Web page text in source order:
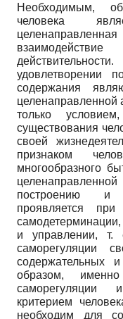
Необходимым,
человека
удовлетворении
содержания
целенаправленной
только
существования
своей
признаком
многообразного
построению и
проявляется
и управлении, т.
саморегуляции
содержательных
образом,
саморегуляции
критерием
необходим для